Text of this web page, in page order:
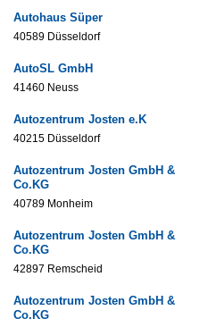
Autohaus Süper
40589 Düsseldorf
AutoSL GmbH
41460 Neuss
Autozentrum Josten e.K
40215 Düsseldorf
Autozentrum Josten GmbH &
Co.KG
40789 Monheim
Autozentrum Josten GmbH &
Co.KG
42897 Remscheid
Autozentrum Josten GmbH &
Co.KG